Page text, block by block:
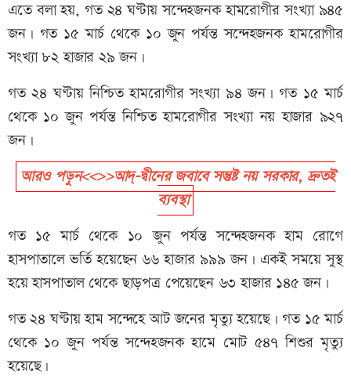
এতে বলা হয়, গত ২৪ ঘণ্টায় সন্দেহজনক হামরোগীর সংখ্যা ৯৪৫
জন। গত ১৫ মার্চ থেকে ১০ জুন পর্যন্ত সন্দেহজনক হামরোগীর
সংখ্যা ৮২ হাজার ২৯ জন।
গত ২৪ ঘণ্টায় নিশ্চিত হামরোগীর সংখ্যা ৯৪ জন। গত ১৫ মার্চ
থেকে ১০ জুন পর্যন্ত নিশ্চিত হামরোগীর সংখ্যা নয় হাজার ৯২৭
জন।
আরও পড়ুন<<>>আদ্-দ্বীনের জবাবে সন্তুষ্ট নয় সরকার, দ্রুতই
ব্যবস্থা
গত ১৫ মার্চ থেকে ১০ জুন পর্যন্ত সন্দেহজনক হাম রোগে
হাসপাতালে ভর্তি হয়েছেন ৬৬ হাজার ৯৯৯ জন। একই সময়ে সুস্থ
হয়ে হাসপাতাল থেকে ছাড়পত্র পেয়েছেন ৬৩ হাজার ১৪৫ জন।
গত ২৪ ঘণ্টায় হাম সন্দেহে আট জনের মৃত্যু হয়েছে। গত ১৫ মার্চ
থেকে ১০ জুন পর্যন্ত সন্দেহজনক হামে মোট ৫৪৭ শিশুর মৃত্যু
হয়েছে।